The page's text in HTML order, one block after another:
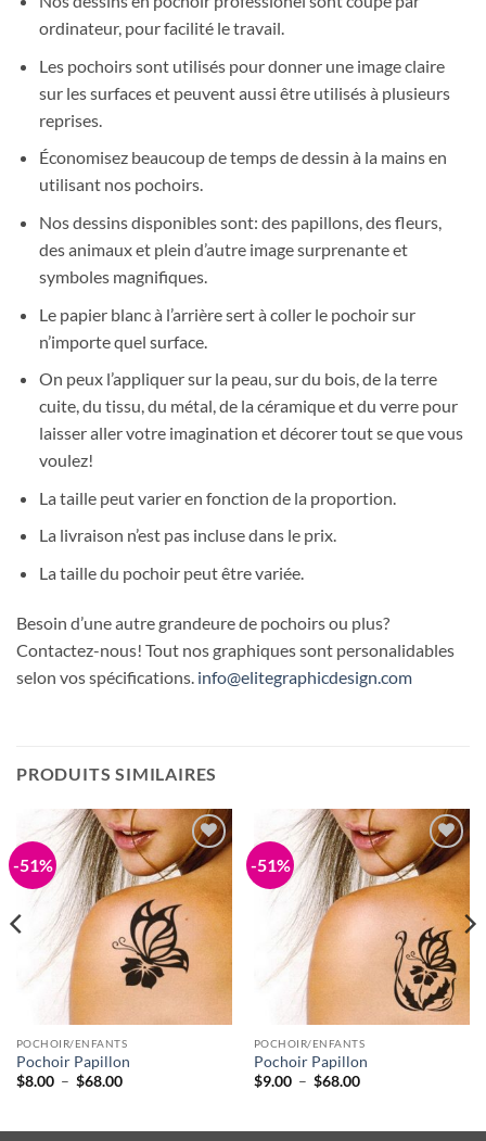
ordinateur, pour facilité le travail.
Les pochoirs sont utilisés pour donner une image claire
sur les surfaces et peuvent aussi être utilisés à plusieurs
reprises.
Économisez beaucoup de temps de dessin à la mains en
utilisant nos pochoirs.
Nos dessins disponibles sont: des papillons, des fleurs,
des animaux et plein d’autre image surprenante et
symboles magnifiques.
Le papier blanc à l’arrière sert à coller le pochoir sur
n’importe quel surface.
On peux l’appliquer sur la peau, sur du bois, de la terre
cuite, du tissu, du métal, de la céramique et du verre pour
laisser aller votre imagination et décorer tout se que vous
voulez!
La taille peut varier en fonction de la proportion.
La livraison n’est pas incluse dans le prix.
La taille du pochoir peut être variée.
Besoin d’une autre grandeure de pochoirs ou plus?
Contactez-nous! Tout nos graphiques sont personalidables
selon vos spécifications. info@elitegraphicdesign.com
PRODUITS SIMILAIRES
-51%
Add to
Wishlist
POCHOIR/ENFANTS
Pochoir Papillon
$8.00 – $68.00Plage
à
-51%
Add to
Wishlist
POCHOIR/ENFANTS
Pochoir Papillon
$9.00 – $68.00Plage
à